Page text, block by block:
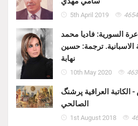
5th April 2019 4654
السورية: فاديا محمد
الاسبانية. ترجمة: حسين
نهابة
10th May 2020
الكاتبة العراقية پرشنگ
الصالحي
1st August 2018